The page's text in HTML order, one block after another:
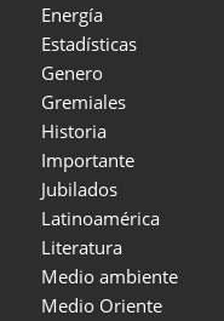
Energía
Estadísticas
Genero
Gremiales
Historia
Importante
Jubilados
Latinoamérica
Literatura
Medio ambiente
Medio Oriente